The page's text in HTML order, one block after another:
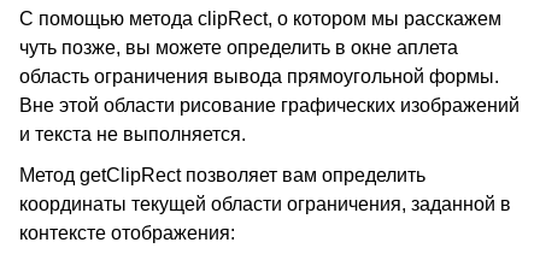
С помощью метода clipRect, о котором мы расскажем
чуть позже, вы можете определить в окне аплета
область ограничения вывода прямоугольной формы.
Вне этой области рисование графических изображений
и текста не выполняется.
Метод getClipRect позволяет вам определить
координаты текущей области ограничения, заданной в
контексте отображения: